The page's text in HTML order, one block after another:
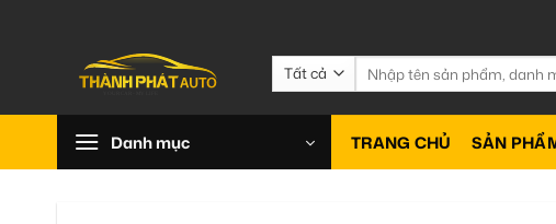
Tìm
kiếm:
Danh mục TRANG CHỦ SẢN